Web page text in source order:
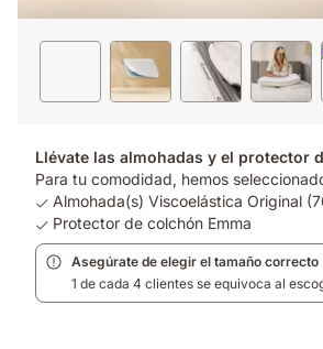
Llévate las almohadas y el protector
Para tu comodidad, hemos
Almohada(s) Viscoelástica Original
Protector de colchón Emma
Asegúrate de elegir el tamaño correcto
1 de cada 4 clientes se equivoca al